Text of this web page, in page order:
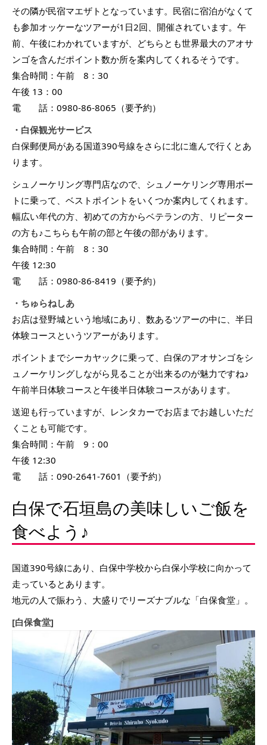
その隣が民宿マエザトとなっています。民宿に宿泊がなくて
も参加オッケーなツアーが1日2回、開催されています。午
前、午後にわかれていますが、どちらとも世界最大のアオサ
ンゴを含んだポイント数か所を案内してくれるそうです。
集合時間：午前 8：30
午後 13：00
電 話：0980-86-8065（要予約）
・白保観光サービス
白保郵便局がある国道390号線をさらに北に進んで行くとあ
ります。
シュノーケリング専門店なので、シュノーケリング専用ボー
トに乗って、ベストポイントをいくつか案内してくれます。
幅広い年代の方、初めての方からベテランの方、リピーター
の方も♪こちらも午前の部と午後の部があります。
集合時間：午前 8：30
午後 12:30
電 話：0980-86-8419（要予約）
・ちゅらねしあ
お店は登野城という地域にあり、数あるツアーの中に、半日
体験コースというツアーがあります。
ポイントまでシーカヤックに乗って、白保のアオサンゴをシ
ュノーケリングしながら見ることが出来るのが魅力ですね♪
午前半日体験コースと午後半日体験コースがあります。
送迎も行っていますが、レンタカーでお店までお越しいただ
くことも可能です。
集合時間：午前 9：00
午後 12:30
電 話：090-2641-7601（要予約）
白保で石垣島の美味しいご飯を
食べよう♪
国道390号線にあり、白保中学校から白保小学校に向かって
走っているとあります。
地元の人で賑わう、大盛りでリーズナブルな「白保食堂」。
[白保食堂]